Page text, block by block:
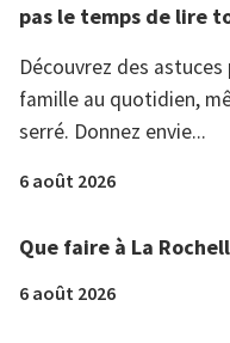
pas le temps de lire
Découvrez des
famille au quotidien,
serré. Donnez envie...
6 août 2026
Que faire à La
6 août 2026